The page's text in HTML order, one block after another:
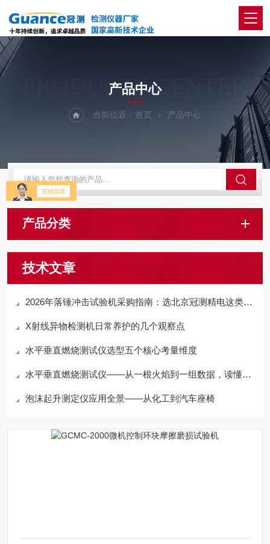
PRODUCTS CENTER
产品中心
当前位置： 首页 产品中心
产品分类
技术文章
2026年落锤冲击试验机采购指南：选北京冠测精电这类靠谱厂家更省心
X射线异物检测机日常养护的几个观察点
水平垂直燃烧测试仪选型五个核心考量维度
水平垂直燃烧测试仪——从一根火焰到一组数据，读懂材料的“防火基因”
泡沫起升测定仪应用全景——从化工到汽车座椅